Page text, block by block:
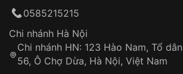
Hotline: 0585 215 215
Từ khóa SEO:
thống VNLUX
0585215215
Chi nhánh Hà Nội
Chi nhánh HN: 123 Hào Nam, Tổ
56, Ô Chợ Dừa, Hà Nội, Việt Nam